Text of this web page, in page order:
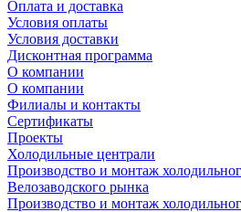
Оплата и доставка
Условия оплаты
Условия доставки
Дисконтная программа
О компании
О компании
Филиалы и контакты
Сертификаты
Проекты
Холодильные централи
Производство и монтаж
Велозаводского рынка
Производство и монтаж